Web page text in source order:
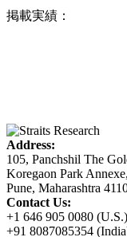
掲載実績：
Address:
105, Panchshil The
Koregaon Park
Pune, Maharashtra
Contact Us:
+1 646 905 0080 (U.S.)
+91 8087085354